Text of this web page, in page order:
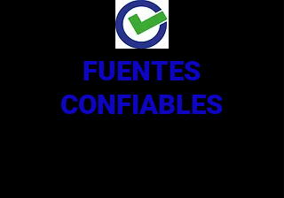
FUENTES
CONFIABLES